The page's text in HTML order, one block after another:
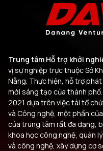
Trung tâm Hỗ trợ khởi
vị sự nghiệp trực thuộc Sở
Nẵng. Thực hiện, hỗ trợ
mới sáng tạo của thành
2021 dựa trên việc tái tổ
và Công nghệ, một phần
của trung tâm rất đa dạng,
khoa học công nghệ, quản
và công nghệ, xây dựng cơ